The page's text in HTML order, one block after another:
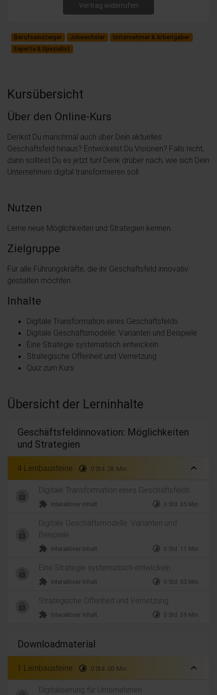
Vertrag widerrufen
Berufseinsteiger Jobwechsler
Unternehmer & Arbeitgeber
Experte & Spezialist
Kursübersicht
Über den Online-Kurs
Denkst Du manchmal auch über Dein aktuelles
Geschäftsfeld hinaus? Entwickelst Du Visionen? Falls nicht,
dann solltest Du es jetzt tun! Denk drüber nach, wie sich Dein
Unternehmen digital transformieren soll.
Nutzen
Lerne neue Möglichkeiten und Strategien kennen.
Zielgruppe
Für alle Führungskräfte, die ihr Geschäftsfeld innovativ
gestalten möchten.
Inhalte
Digitale Transformation eines Geschäftsfelds
Digitale Geschäftsmodelle: Varianten und Beispiele
Eine Strategie systematisch entwickeln
Strategische Offenheit und Vernetzung
Quiz zum Kurs
Übersicht der Lerninhalte
Geschäftsfeldinnovation: Möglichkeiten
und Strategien
4 Lernbausteine timelapse 0 Std. 28 Min. expand_less
Digitale Transformation eines Geschäftsfelds
extension Interaktiver Inhalt timelapse 0 Std. 05 Min.
Digitale Geschäftsmodelle: Varianten und
Beispiele
extension Interaktiver Inhalt timelapse 0 Std. 11 Min.
Eine Strategie systematisch entwickeln
extension Interaktiver Inhalt timelapse 0 Std. 03 Min.
Strategische Offenheit und Vernetzung
extension Interaktiver Inhalt timelapse 0 Std. 09 Min.
Downloadmaterial
1 Lernbausteine timelapse 0 Std. 00 Min. expand_less
Digitalisierung für Unternehmen